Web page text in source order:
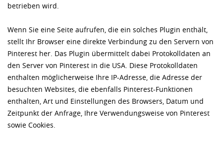
betrieben wird.
Wenn Sie eine Seite aufrufen, die ein solches Plugin enthält,
stellt Ihr Browser eine direkte Verbindung zu den Servern von
Pinterest her. Das Plugin übermittelt dabei Protokolldaten an
den Server von Pinterest in die USA. Diese Protokolldaten
enthalten möglicherweise Ihre IP-Adresse, die Adresse der
besuchten Websites, die ebenfalls Pinterest-Funktionen
enthalten, Art und Einstellungen des Browsers, Datum und
Zeitpunkt der Anfrage, Ihre Verwendungsweise von Pinterest
sowie Cookies.